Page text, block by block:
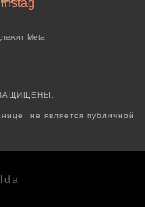
Meta
не является публичной